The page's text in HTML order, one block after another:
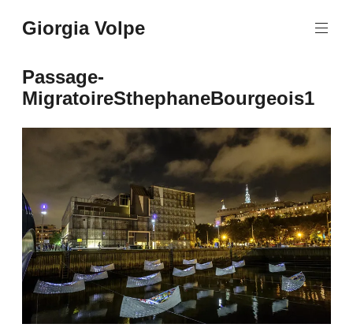
au
Giorgia Volpe
Passage-
MigratoireSthephaneBourgeois1